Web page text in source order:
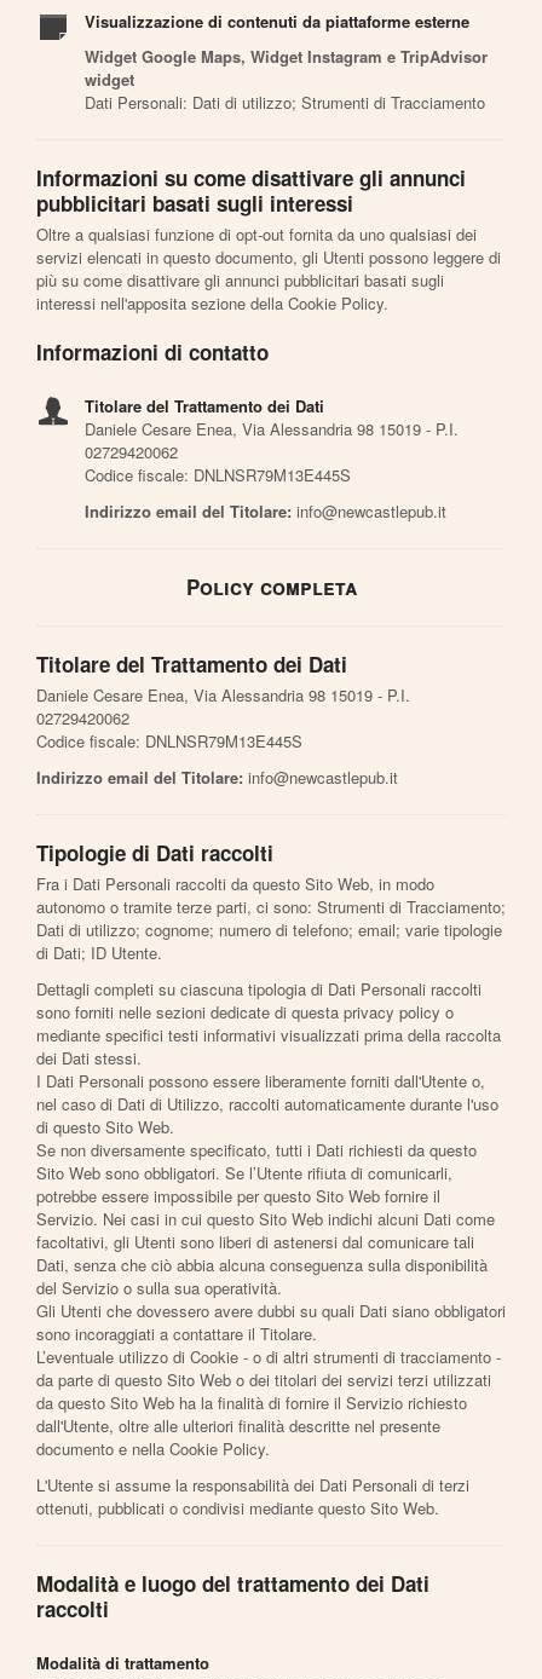
Visualizzazione di contenuti da piattaforme esterne
Widget Google Maps, Widget Instagram e TripAdvisor
widget
Dati Personali: Dati di utilizzo; Strumenti di Tracciamento
Informazioni su come disattivare gli annunci
pubblicitari basati sugli interessi
Oltre a qualsiasi funzione di opt-out fornita da uno qualsiasi dei
servizi elencati in questo documento, gli Utenti possono leggere di
più su come disattivare gli annunci pubblicitari basati sugli
interessi nell'apposita sezione della Cookie Policy.
Informazioni di contatto
Titolare del Trattamento dei Dati
Daniele Cesare Enea, Via Alessandria 98 15019 - P.I.
02729420062
Codice fiscale: DNLNSR79M13E445S
Indirizzo email del Titolare: info@newcastlepub.it
Policy completa
Titolare del Trattamento dei Dati
Daniele Cesare Enea, Via Alessandria 98 15019 - P.I.
02729420062
Codice fiscale: DNLNSR79M13E445S
Indirizzo email del Titolare: info@newcastlepub.it
Tipologie di Dati raccolti
Fra i Dati Personali raccolti da questo Sito Web, in modo
autonomo o tramite terze parti, ci sono: Strumenti di Tracciamento;
Dati di utilizzo; cognome; numero di telefono; email; varie tipologie
di Dati; ID Utente.
Dettagli completi su ciascuna tipologia di Dati Personali raccolti
sono forniti nelle sezioni dedicate di questa privacy policy o
mediante specifici testi informativi visualizzati prima della raccolta
dei Dati stessi.
I Dati Personali possono essere liberamente forniti dall'Utente o,
nel caso di Dati di Utilizzo, raccolti automaticamente durante l'uso
di questo Sito Web.
Se non diversamente specificato, tutti i Dati richiesti da questo
Sito Web sono obbligatori. Se l’Utente rifiuta di comunicarli,
potrebbe essere impossibile per questo Sito Web fornire il
Servizio. Nei casi in cui questo Sito Web indichi alcuni Dati come
facoltativi, gli Utenti sono liberi di astenersi dal comunicare tali
Dati, senza che ciò abbia alcuna conseguenza sulla disponibilità
del Servizio o sulla sua operatività.
Gli Utenti che dovessero avere dubbi su quali Dati siano obbligatori
sono incoraggiati a contattare il Titolare.
L’eventuale utilizzo di Cookie - o di altri strumenti di tracciamento -
da parte di questo Sito Web o dei titolari dei servizi terzi utilizzati
da questo Sito Web ha la finalità di fornire il Servizio richiesto
dall'Utente, oltre alle ulteriori finalità descritte nel presente
documento e nella Cookie Policy.
L'Utente si assume la responsabilità dei Dati Personali di terzi
ottenuti, pubblicati o condivisi mediante questo Sito Web.
Modalità e luogo del trattamento dei Dati
raccolti
Modalità di trattamento